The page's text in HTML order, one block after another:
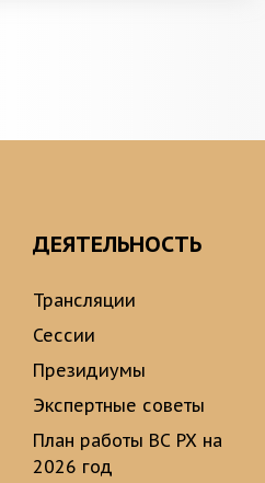
ДЕЯТЕЛЬНОСТЬ
Трансляции
Сессии
Президиумы
Экспертные советы
План работы ВС РХ на
2026 год